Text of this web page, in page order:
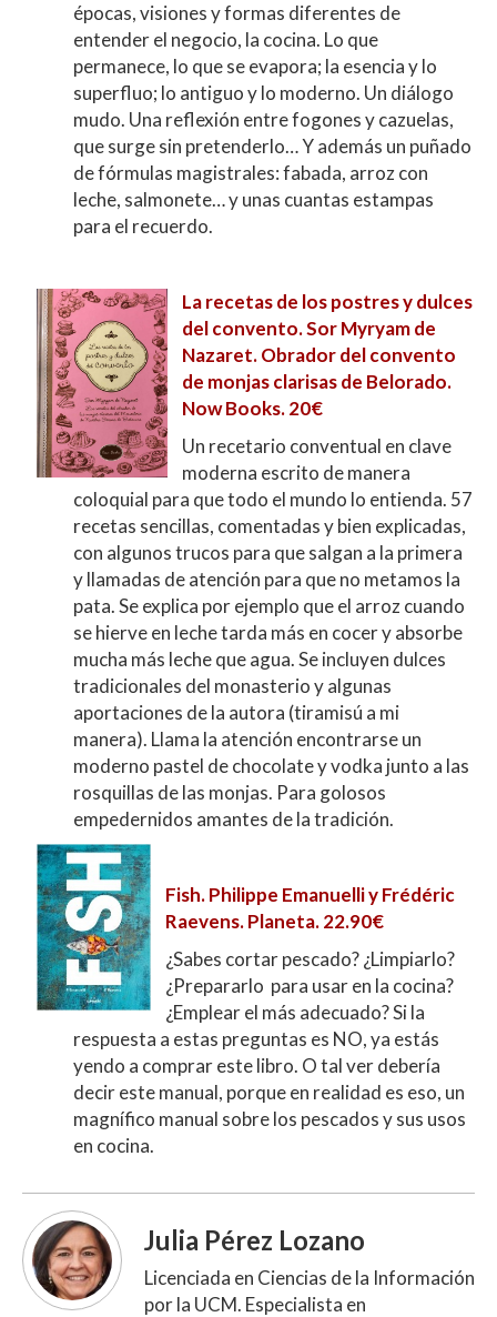
épocas, visiones y formas diferentes de
entender el negocio, la cocina. Lo que
permanece, lo que se evapora; la esencia y lo
superfluo; lo antiguo y lo moderno. Un diálogo
mudo. Una reflexión entre fogones y cazuelas,
que surge sin pretenderlo… Y además un puñado
de fórmulas magistrales: fabada, arroz con
leche, salmonete… y unas cuantas estampas
para el recuerdo.
La recetas de los postres y dulces
del convento. Sor Myryam de
Nazaret. Obrador del convento
de monjas clarisas de Belorado.
Now Books. 20€
Un recetario conventual en clave
moderna escrito de manera
coloquial para que todo el mundo lo entienda. 57
recetas sencillas, comentadas y bien explicadas,
con algunos trucos para que salgan a la primera
y llamadas de atención para que no metamos la
pata. Se explica por ejemplo que el arroz cuando
se hierve en leche tarda más en cocer y absorbe
mucha más leche que agua. Se incluyen dulces
tradicionales del monasterio y algunas
aportaciones de la autora (tiramisú a mi
manera). Llama la atención encontrarse un
moderno pastel de chocolate y vodka junto a las
rosquillas de las monjas. Para golosos
empedernidos amantes de la tradición.
Fish. Philippe Emanuelli y Frédéric
Raevens. Planeta. 22.90€
¿Sabes cortar pescado? ¿Limpiarlo?
¿Prepararlo para usar en la cocina?
¿Emplear el más adecuado? Si la
respuesta a estas preguntas es NO, ya estás
yendo a comprar este libro. O tal ver debería
decir este manual, porque en realidad es eso, un
magnífico manual sobre los pescados y sus usos
en cocina.
Julia Pérez Lozano
Licenciada en Ciencias de la Información
por la UCM. Especialista en